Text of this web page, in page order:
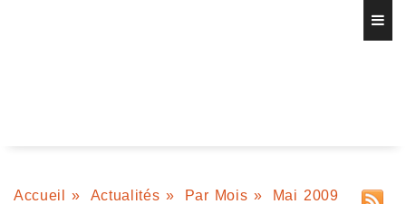
Accueil » Actualités » Par Mois » Mai 2009